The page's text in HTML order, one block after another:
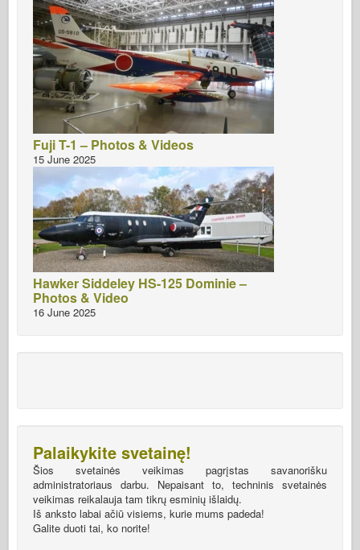
Fuji T-1 – Photos & Videos
15 June 2025
Hawker Siddeley HS-125 Dominie –
Photos & Video
16 June 2025
Palaikykite svetainę!
Šios svetainės veikimas pagrįstas savanorišku
administratoriaus darbu. Nepaisant to, techninis svetainės
veikimas reikalauja tam tikrų esminių išlaidų.
Iš anksto labai ačiū visiems, kurie mums padeda!
Galite duoti tai, ko norite!